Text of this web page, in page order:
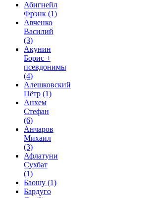
Абигнейл
Фрэнк (1)
Авченко
Василий
(3)
Акунин
Борис +
псевдонимы
(4)
Алешковский
Пётр (1)
Анхем
Стефан
(6)
Анчаров
Михаил
(3)
Афлатуни
Сухбат
(1)
Баошу (1)
Бардуго